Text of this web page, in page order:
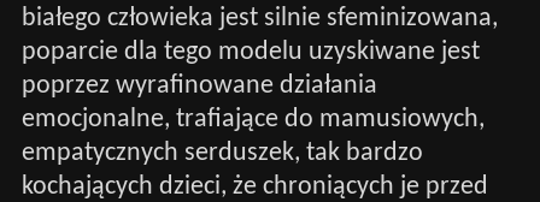
białego człowieka jest silnie sfeminizowana,
poparcie dla tego modelu uzyskiwane jest
poprzez wyrafinowane działania
emocjonalne, trafiające do mamusiowych,
empatycznych serduszek, tak bardzo
kochających dzieci, że chroniących je przed